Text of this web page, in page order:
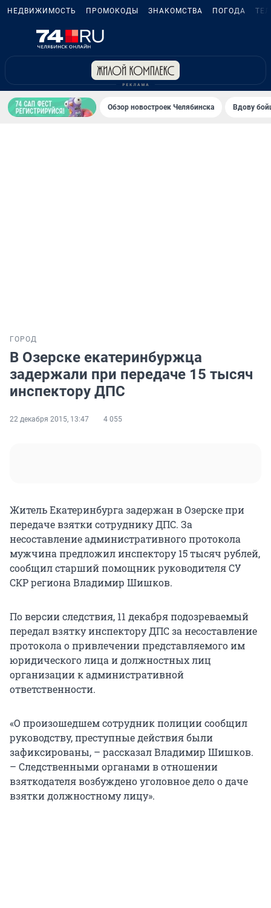
НЕДВИЖИМОСТЬ ПРОМОКОДЫ ЗНАКОМСТВА ПОГОДА
Обзор новостроек Челябинска Вдову
ГОРОД
В Озерске екатеринбуржца
задержали при передаче 15 тысяч
инспектору ДПС
22 декабря 2015, 13:47 4 055
Житель Екатеринбурга задержан в Озерске при
передаче взятки сотруднику ДПС. За
несоставление административного протокола
мужчина предложил инспектору 15 тысяч рублей,
сообщил старший помощник руководителя СУ
СКР региона Владимир Шишков.
По версии следствия, 11 декабря подозреваемый
передал взятку инспектору ДПС за несоставление
протокола о привлечении представляемого им
юридического лица и должностных лиц
организации к административной
ответственности.
«О произошедшем сотрудник полиции сообщил
руководству, преступные действия были
зафиксированы, – рассказал Владимир Шишков.
– Следственными органами в отношении
взяткодателя возбуждено уголовное дело о даче
взятки должностному лицу».